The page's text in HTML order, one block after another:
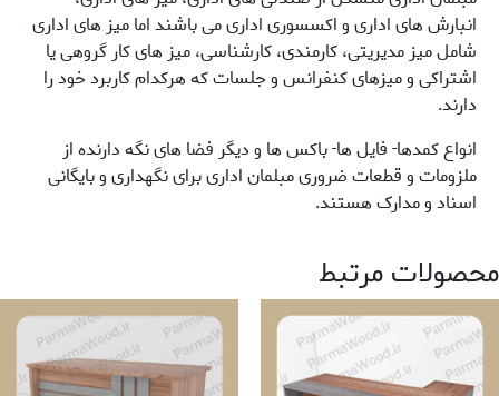
انبارش های اداری و اکسسوری اداری می باشند اما میز های اداری
شامل میز مدیریتی، کارمندی، کارشناسی، میز های کار گروهی یا
اشتراکی و میزهای کنفرانس و جلسات که هرکدام کاربرد خود را
دارند.
انواع کمدها- فایل ها- باکس ها و دیگر فضا های نگه دارنده از
ملزومات و قطعات ضروری مبلمان اداری برای نگهداری و بایگانی
اسناد و مدارک هستند.
محصولات مرتبط